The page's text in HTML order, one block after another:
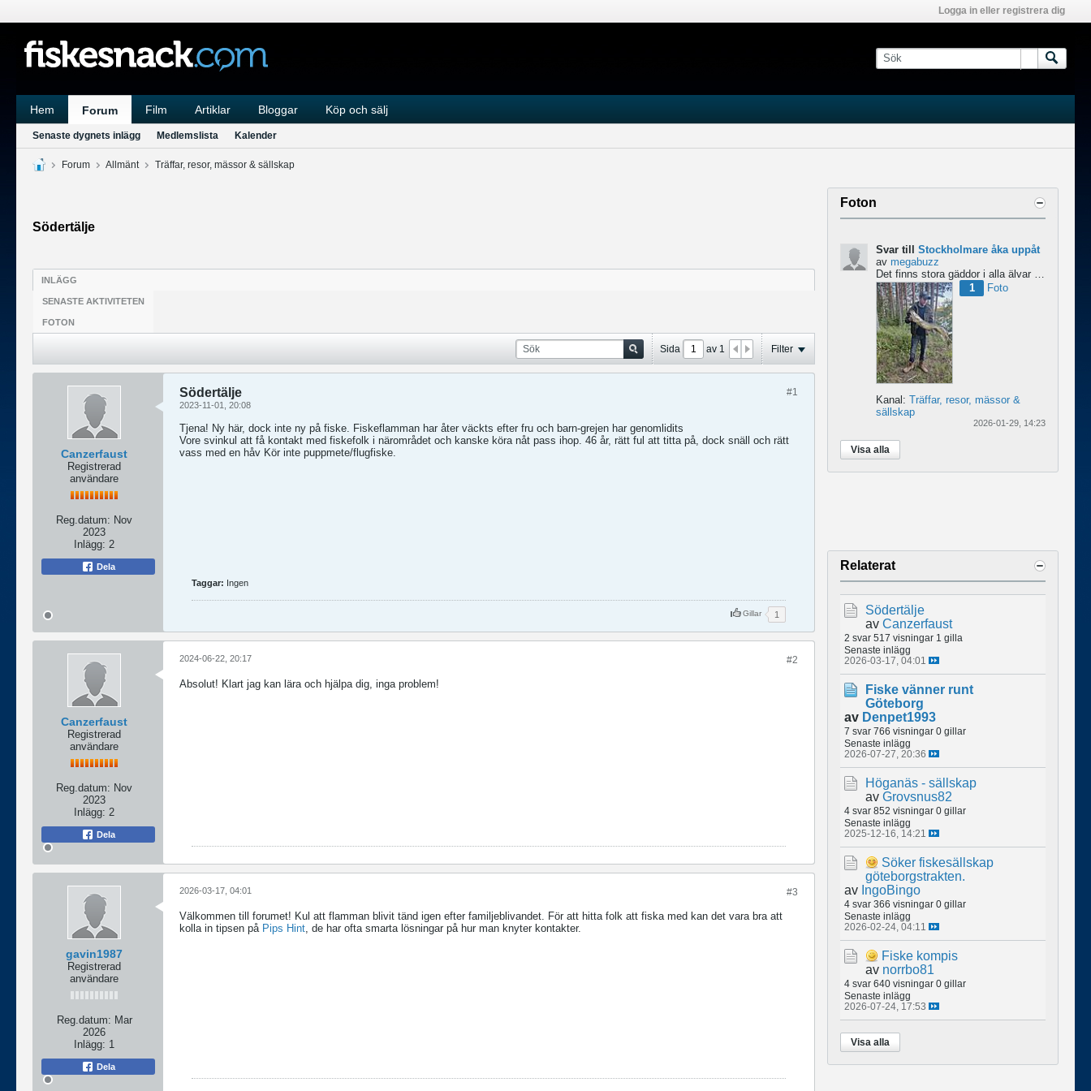
Logga in eller registrera dig
Hem Forum Film Artiklar Bloggar Köp och sälj
Senaste dygnets inlägg Medlemslista Kalender
Forum Allmänt Träffar, resor, mässor & sällskap
Södertälje
INLÄGG
SENASTE AKTIVITETEN
FOTON
Sida av 1 Filter
Canzerfaust
Registrerad
användare
Reg.datum: Nov
2023
Inlägg: 2
Dela
#1
Södertälje
2023-11-01, 20:08
Tjena! Ny här, dock inte ny på fiske. Fiskeflamman har åter väckts efter fru och barn-grejen har genomlidits
Vore svinkul att få kontakt med fiskefolk i närområdet och kanske köra nåt pass ihop. 46 år, rätt ful att titta på, dock snäll och rätt
vass med en håv Kör inte puppmete/flugfiske.
Taggar: Ingen
Gillar 1
Canzerfaust
Registrerad
användare
Reg.datum: Nov
2023
Inlägg: 2
Dela
#2
2024-06-22, 20:17
Absolut! Klart jag kan lära och hjälpa dig, inga problem!
gavin1987
Registrerad
användare
Reg.datum: Mar
2026
Inlägg: 1
Dela
#3
2026-03-17, 04:01
Välkommen till forumet! Kul att flamman blivit tänd igen efter familjeblivandet. För att hitta folk att fiska med kan det vara bra att
kolla in tipsen på Pips Hint, de har ofta smarta lösningar på hur man knyter kontakter.
Foton
Svar till Stockholmare åka uppåt
av megabuzz
Det finns stora gäddor i alla älvar och sjöar uppe i Norrland skulle jag säga. har själv fiskat mycket...
1
Foto
Kanal: Träffar, resor, mässor &
sällskap
2026-01-29, 14:23
Visa alla
Relaterat
Södertälje
av Canzerfaust
2 svar 517 visningar 1 gilla
Senaste inlägg
2026-03-17, 04:01
Fiske vänner runt
Göteborg
av Denpet1993
7 svar 766 visningar 0 gillar
Senaste inlägg
2026-07-27, 20:36
Höganäs - sällskap
av Grovsnus82
4 svar 852 visningar 0 gillar
Senaste inlägg
2025-12-16, 14:21
Söker fiskesällskap
göteborgstrakten.
av IngoBingo
4 svar 366 visningar 0 gillar
Senaste inlägg
2026-02-24, 04:11
Fiske kompis
av norrbo81
4 svar 640 visningar 0 gillar
Senaste inlägg
2026-07-24, 17:53
Visa alla